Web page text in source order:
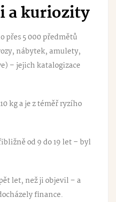
a kuriozity
přes 5 000 předmětů
nábytek, amulety,
– jejich katalogizace
kg a je z téměř ryzího
od 9 do 19 let – byl
let, než ji objevil – a
finance.